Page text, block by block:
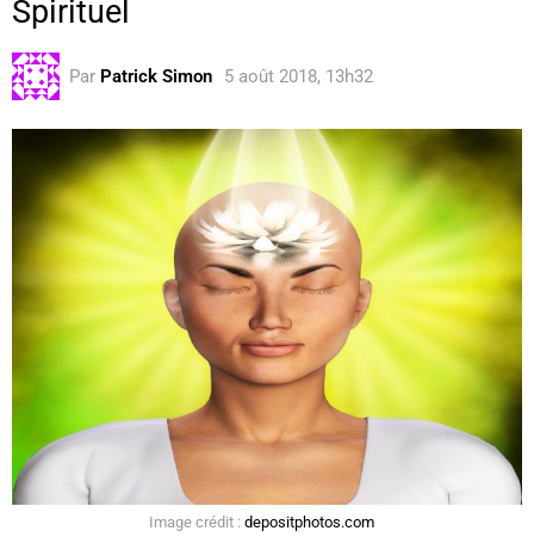
Spirituel
Par Patrick Simon 5 août 2018, 13h32
Image crédit : depositphotos.com